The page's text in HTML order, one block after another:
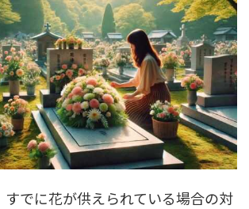
すでに花が供えられている場合の対